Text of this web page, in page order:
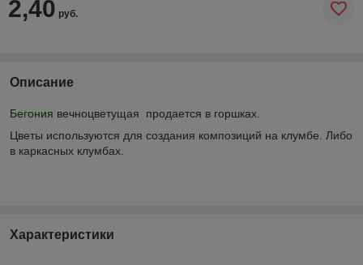
2,40 руб.
Описание
Бегония вечноцветущая продается в горшках.
Цветы используются для создания композиций на клумбе. Либо
в каркасных клумбах.
Характеристики